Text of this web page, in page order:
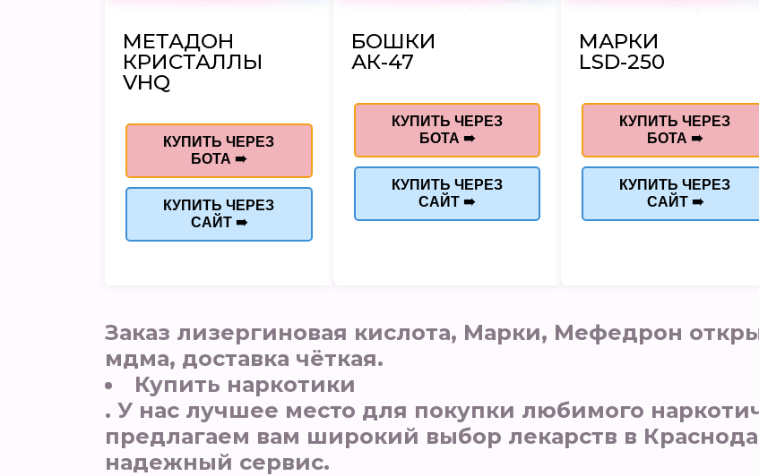
МЕТАДОН
КРИСТАЛЛЫ
VHQ
КУПИТЬ ЧЕРЕЗ
БОТА ➠
КУПИТЬ ЧЕРЕЗ
САЙТ ➠
БОШКИ
АК-47
КУПИТЬ ЧЕРЕЗ
БОТА ➠
КУПИТЬ ЧЕРЕЗ
САЙТ ➠
МАРКИ
LSD-250
КУПИТЬ ЧЕРЕЗ
БОТА ➠
КУПИТЬ ЧЕРЕЗ
САЙТ ➠
Заказ лизергиновая кислота, Марки, Мефедрон
мдма, доставка чёткая.
Купить наркотики
. У нас лучшее место для покупки любимого
предлагаем вам широкий выбор лекарств в
надежный сервис.